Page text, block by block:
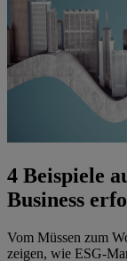
4 Beispiele
Business
Vom Müssen zum
zeigen, wie ESG-